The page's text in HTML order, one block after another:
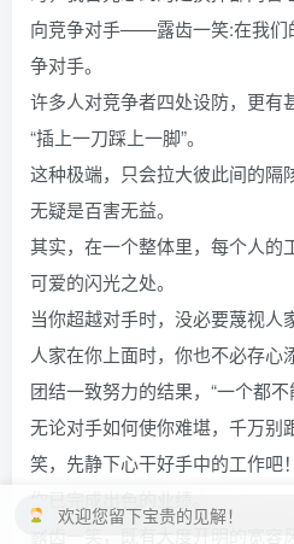
向竞争对手——露齿一笑:在我们
争对手。
许多人对竞争者四处设防，更有
“插上一刀踩上一脚”。
这种极端，只会拉大彼此间的隔
无疑是百害无益。
其实，在一个整体里，每个人的
可爱的闪光之处。
当你超越对手时，没必要蔑视人
人家在你上面时，你也不必存心
团结一致努力的结果，“一个都不
无论对手如何使你难堪，千万别
笑，先静下心干好手中的工作吧
你已完成出色的业绩。
露齿一笑，既有大度开明的宽
欢迎您留下宝贵的见解！